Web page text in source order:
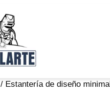
/ Estantería de diseño